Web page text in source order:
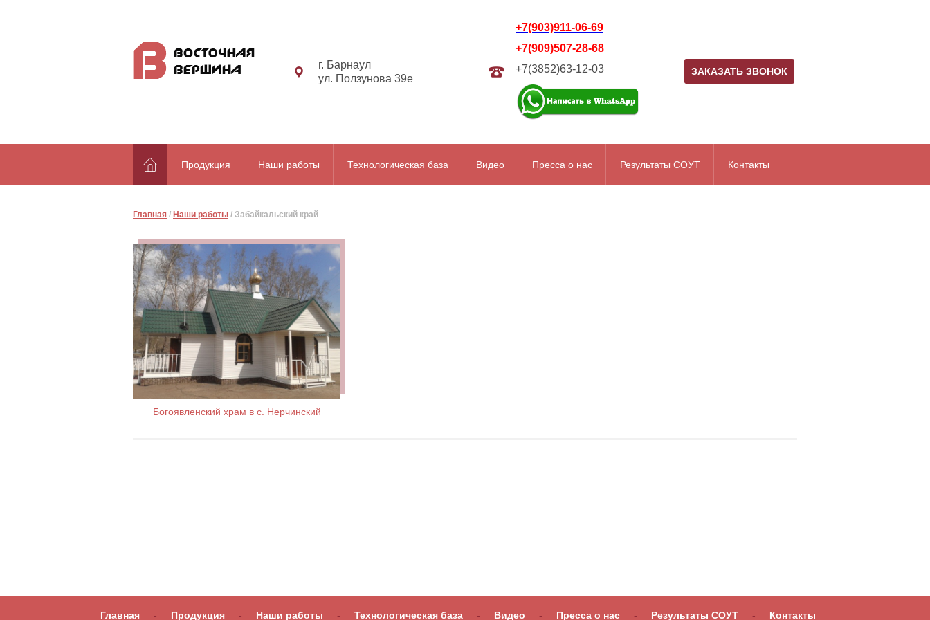
г. Барнаул
ул. Ползунова 39е
+7(903)911-06-69
+7(909)507-28-68
+7(3852)63-12-03
ЗАКАЗАТЬ ЗВОНОК
Продукция Наши работы Технологическая база Видео Пресса о нас Результаты СОУТ Контакты
Главная / Наши работы / Забайкальский край
Богоявленский храм в с. Нерчинский
Главная - Продукция - Наши работы - Технологическая база - Видео - Пресса о нас - Результаты СОУТ - Контакты